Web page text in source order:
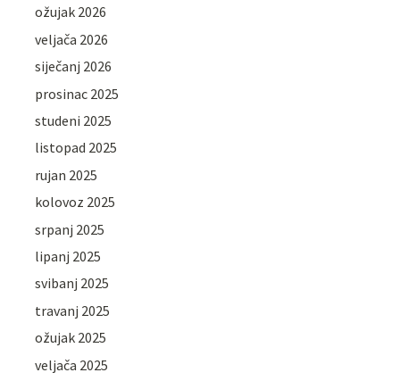
ožujak 2026
veljača 2026
siječanj 2026
prosinac 2025
studeni 2025
listopad 2025
rujan 2025
kolovoz 2025
srpanj 2025
lipanj 2025
svibanj 2025
travanj 2025
ožujak 2025
veljača 2025